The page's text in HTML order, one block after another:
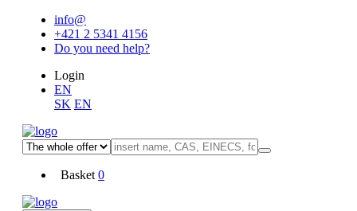
info@
+421 2 5341 4156
Do you need help?
Login
EN
SK EN
Basket 0